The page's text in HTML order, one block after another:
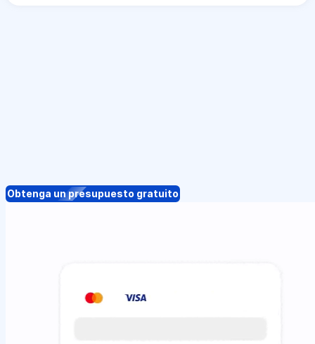
Obtenga un presupuesto gratuito